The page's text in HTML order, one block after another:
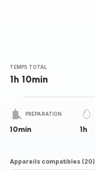
TEMPS TOTAL
1h 10min
PRÉPARATION
10min 1h
Appareils compatibles (20)